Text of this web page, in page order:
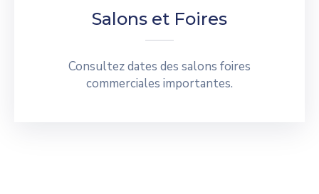
Salons et Foires
Consultez dates des salons foires
commerciales importantes.